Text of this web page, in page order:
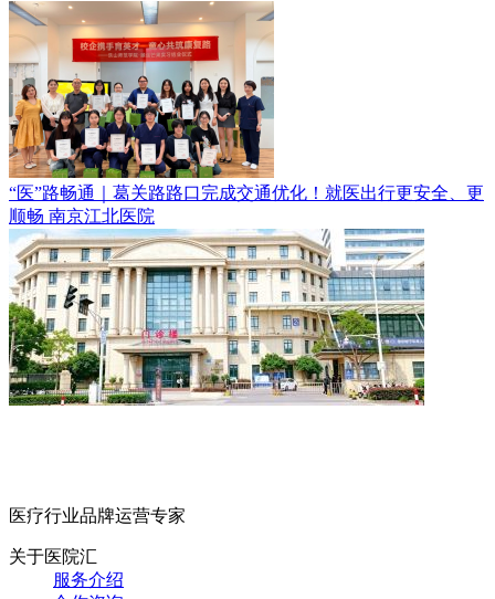
“医”路畅通｜葛关路路口完成交通优化！就医出行更安全、更
顺畅 南京江北医院
医疗行业品牌运营专家
关于医院汇
服务介绍